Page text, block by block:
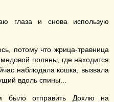
глаза и снова использую
потому что жрица-травница
поляны, где находится
наблюдала кошка, вызвала
вдоль спины...
было отправить Дохлю на